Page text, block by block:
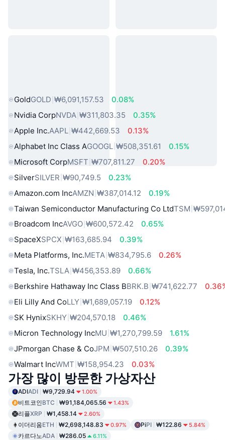
GoldGOLD ₩6,091,157.53
0.08%
Nvidia CorpNVDA ₩311,803.35
0.35%
Apple Inc.AAPL ₩442,669.53
0.13%
Alphabet Inc Class AGOOGL ₩508,351.61
0.15%
Microsoft CorpMSFT ₩707,811.27
0.20%
SilverSILVER ₩90,749.5
0.23%
Amazon.com IncAMZN ₩387,014.12
0.19%
Taiwan Semiconductor Manufacturing Co LtdTSM
Broadcom IncAVGO ₩600,572.42
0.65%
SpaceXSPCX ₩163,685.94
0.39%
Meta Platforms, Inc.META ₩834,795.6
0.26%
Tesla, Inc.TSLA ₩456,353.89
0.66%
Berkshire Hathaway Inc Class BBRK.B ₩741,622.77
Eli Lilly And CoLLY ₩1,689,057.19
0.12%
SK HynixSKHY ₩204,570.18
0.46%
Micron Technology IncMU ₩1,270,799.59
1.61%
JPmorgan Chase & CoJPM ₩507,510.26
0.39%
Walmart IncWMT ₩158,954.23 0.03%
가장 많이 방문한 가상자산
ADIADI ₩9,729.94 1.00%
비트코인BTC ₩91,184,065.56 1.43%
리플XRP ₩1,458.14 2.60%
이더리움ETH ₩2,698,148.83 0.97% PiPI ₩122.86 5.84%
카르다노ADA ₩286.05 6.11%